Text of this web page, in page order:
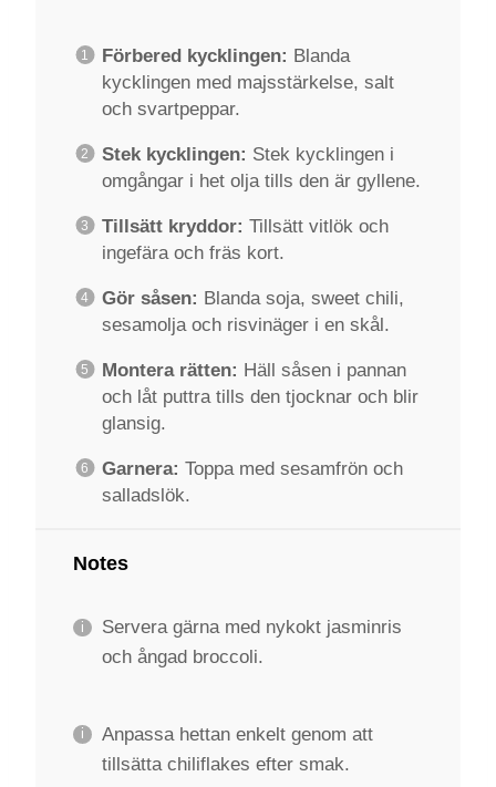
Förbered kycklingen: Blanda
kycklingen med majsstärkelse, salt
och svartpeppar.
Stek kycklingen: Stek kycklingen i
omgångar i het olja tills den är gyllene.
Tillsätt kryddor: Tillsätt vitlök och
ingefära och fräs kort.
Gör såsen: Blanda soja, sweet chili,
sesamolja och risvinäger i en skål.
Montera rätten: Häll såsen i pannan
och låt puttra tills den tjocknar och blir
glansig.
Garnera: Toppa med sesamfrön och
salladslök.
Notes
Servera gärna med nykokt jasminris
och ångad broccoli.
Anpassa hettan enkelt genom att
tillsätta chiliflakes efter smak.